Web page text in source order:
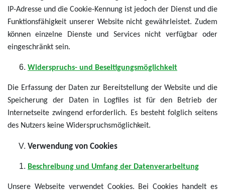
IP-Adresse und die Cookie-Kennung ist jedoch der Dienst und die
Funktionsfähigkeit unserer Website nicht gewährleistet. Zudem
können einzelne Dienste und Services nicht verfügbar oder
eingeschränkt sein.
Widerspruchs- und Beseitigungsmöglichkeit
Die Erfassung der Daten zur Bereitstellung der Website und die
Speicherung der Daten in Logfiles ist für den Betrieb der
Internetseite zwingend erforderlich. Es besteht folglich seitens
des Nutzers keine Widerspruchsmöglichkeit.
Verwendung von Cookies
Beschreibung und Umfang der Datenverarbeitung
Unsere Webseite verwendet Cookies. Bei Cookies handelt es